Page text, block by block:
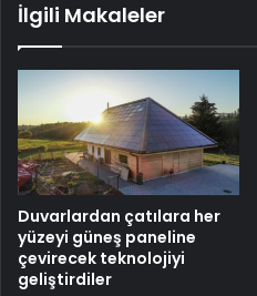
İlgili Makaleler
Duvarlardan çatılara her
yüzeyi güneş paneline
çevirecek teknolojiyi
geliştirdiler